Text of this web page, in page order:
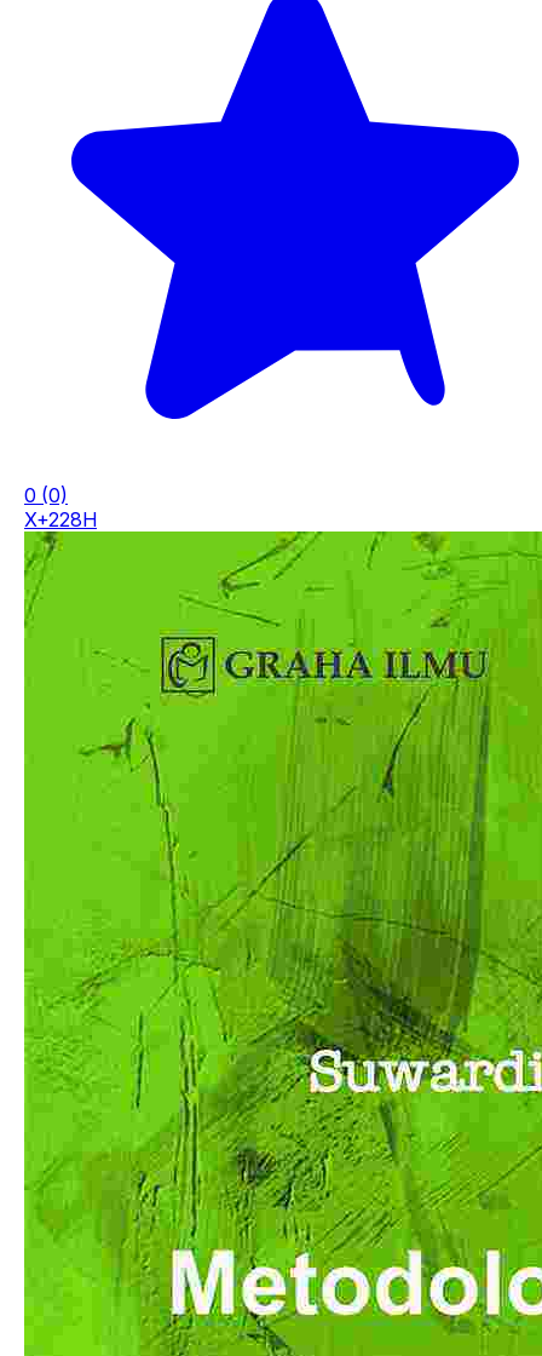
0 (0)
X+228H